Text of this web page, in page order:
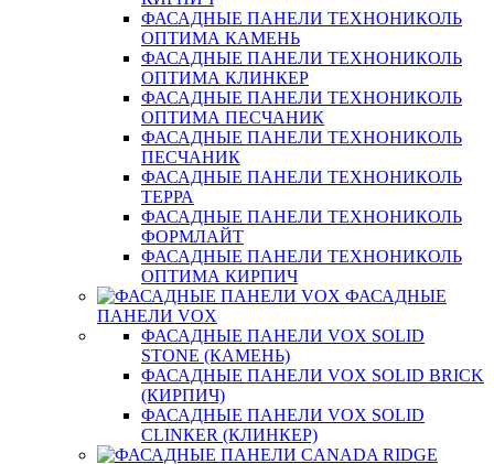
ФАСАДНЫЕ ПАНЕЛИ ТЕХНОНИКОЛЬ
ОПТИМА КАМЕНЬ
ФАСАДНЫЕ ПАНЕЛИ ТЕХНОНИКОЛЬ
ОПТИМА КЛИНКЕР
ФАСАДНЫЕ ПАНЕЛИ ТЕХНОНИКОЛЬ
ОПТИМА ПЕСЧАНИК
ФАСАДНЫЕ ПАНЕЛИ ТЕХНОНИКОЛЬ
ПЕСЧАНИК
ФАСАДНЫЕ ПАНЕЛИ ТЕХНОНИКОЛЬ
ТЕРРА
ФАСАДНЫЕ ПАНЕЛИ ТЕХНОНИКОЛЬ
ФОРМЛАЙТ
ФАСАДНЫЕ ПАНЕЛИ ТЕХНОНИКОЛЬ
ОПТИМА КИРПИЧ
ФАСАДНЫЕ
ПАНЕЛИ VOX
ФАСАДНЫЕ ПАНЕЛИ VOX SOLID
STONE (КАМЕНЬ)
ФАСАДНЫЕ ПАНЕЛИ VOX SOLID BRICK
(КИРПИЧ)
ФАСАДНЫЕ ПАНЕЛИ VOX SOLID
CLINКER (КЛИНКЕР)